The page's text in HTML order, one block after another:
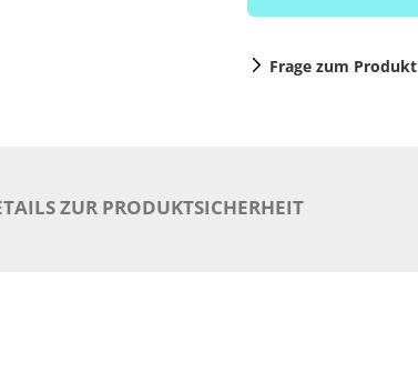
Frage zum Produkt
ZUR PRODUKTSICHERHEIT